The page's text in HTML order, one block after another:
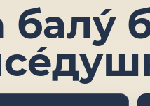
балý